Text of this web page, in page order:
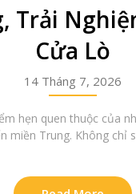
Trải
Cửa Lò
14 Tháng 7, 2026
hẹn quen thuộc của
miền Trung. Không chỉ